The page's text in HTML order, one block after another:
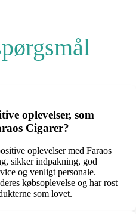
oplevelser, som
Cigarer?
oplevelser med Faraos
sikker indpakning, god
og venligt personale.
købsoplevelse og har rost
som lovet.